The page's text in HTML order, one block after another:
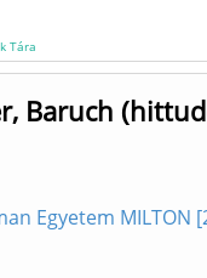
Tára
Baruch
Egyetem MILTON